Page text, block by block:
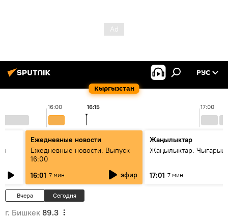
Кыргызстан
РУС
16:00 17:00
16:15
Ежедневные новости
Ежедневные новости. Выпуск
16:00
16:01 7 мин эфир
Жаңылыктар
Жаңылыктар.
17:01 7 мин
Вчера Сегодня
г. Бишкек 89.3